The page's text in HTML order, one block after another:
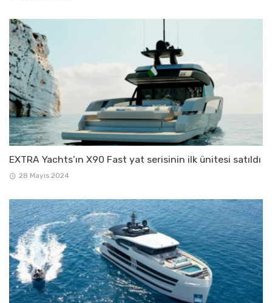
EXTRA Yachts’ın X90 Fast yat serisinin ilk ünitesi satıldı
28 Mayıs 2024